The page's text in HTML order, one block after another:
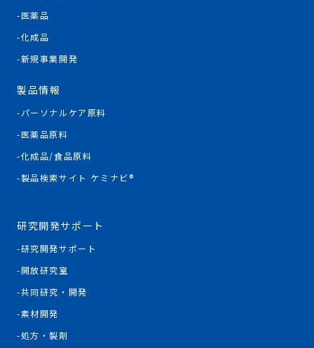
医薬品
化成品
新規事業開発
製品情報
パーソナルケア原料
医薬品原料
化成品/食品原料
製品検索サイト ケミナビ®
研究開発サポート
研究開発サポート
開放研究室
共同研究・開発
素材開発
処方・製剤